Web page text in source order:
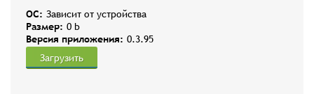
OC: Зависит от устройства
Размер: 0 b
Версия приложения: 0.3.95
Загрузить